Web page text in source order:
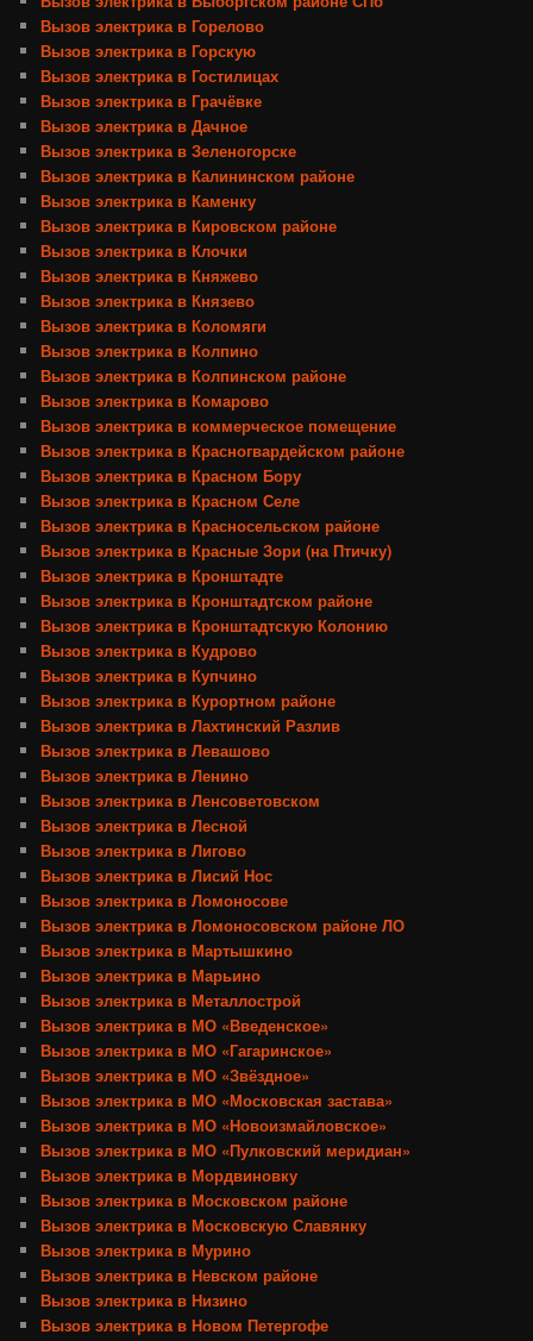
Вызов электрика в Горелово
Вызов электрика в Горскую
Вызов электрика в Гостилицах
Вызов электрика в Грачёвке
Вызов электрика в Дачное
Вызов электрика в Зеленогорске
Вызов электрика в Калининском районе
Вызов электрика в Каменку
Вызов электрика в Кировском районе
Вызов электрика в Клочки
Вызов электрика в Княжево
Вызов электрика в Князево
Вызов электрика в Коломяги
Вызов электрика в Колпино
Вызов электрика в Колпинском районе
Вызов электрика в Комарово
Вызов электрика в коммерческое помещение
Вызов электрика в Красногвардейском районе
Вызов электрика в Красном Бору
Вызов электрика в Красном Селе
Вызов электрика в Красносельском районе
Вызов электрика в Красные Зори (на Птичку)
Вызов электрика в Кронштадте
Вызов электрика в Кронштадтском районе
Вызов электрика в Кронштадтскую Колонию
Вызов электрика в Кудрово
Вызов электрика в Купчино
Вызов электрика в Курортном районе
Вызов электрика в Лахтинский Разлив
Вызов электрика в Левашово
Вызов электрика в Ленино
Вызов электрика в Ленсоветовском
Вызов электрика в Лесной
Вызов электрика в Лигово
Вызов электрика в Лисий Нос
Вызов электрика в Ломоносове
Вызов электрика в Ломоносовском районе ЛО
Вызов электрика в Мартышкино
Вызов электрика в Марьино
Вызов электрика в Металлострой
Вызов электрика в МО «Введенское»
Вызов электрика в МО «Гагаринское»
Вызов электрика в МО «Звёздное»
Вызов электрика в МО «Московская застава»
Вызов электрика в МО «Новоизмайловское»
Вызов электрика в МО «Пулковский меридиан»
Вызов электрика в Мордвиновку
Вызов электрика в Московском районе
Вызов электрика в Московскую Славянку
Вызов электрика в Мурино
Вызов электрика в Невском районе
Вызов электрика в Низино
Вызов электрика в Новом Петергофе